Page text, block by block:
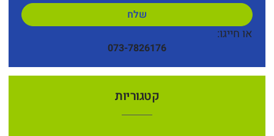
שלח
או חייגו:
073-7826176
קטגוריות